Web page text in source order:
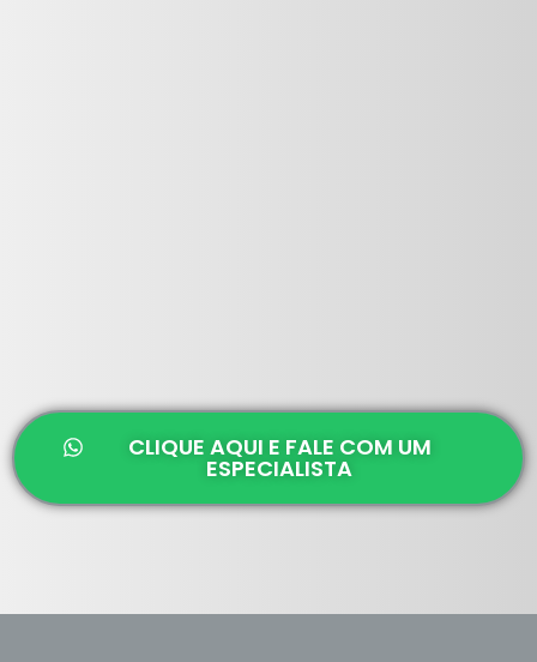
CLIQUE AQUI E FALE COM UM
ESPECIALISTA